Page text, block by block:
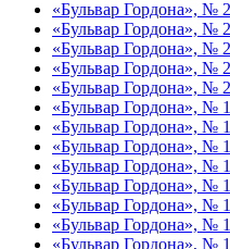
«Бульвар Гордона», №
«Бульвар Гордона», №
«Бульвар Гордона», №
«Бульвар Гордона», №
«Бульвар Гордона», №
«Бульвар Гордона», №
«Бульвар Гордона», №
«Бульвар Гордона», №
«Бульвар Гордона», №
«Бульвар Гордона», №
«Бульвар Гордона», №
«Бульвар Гордона», №
«Бульвар Гордона», №